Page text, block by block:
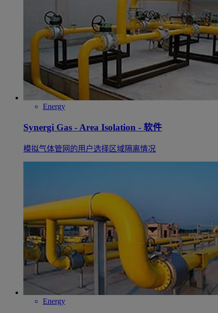
Energy
Synergi Gas - Area Isolation - 软件
模拟气体管网的用户选择区域隔离情况
Energy